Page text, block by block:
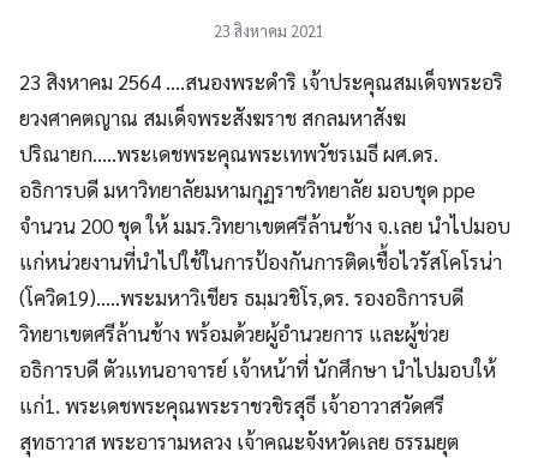
23 สิงหาคม 2021
23 สิงหาคม 2564 ….สนองพระดำริ เจ้าประคุณสมเด็จพระอริ
ยวงศาคตญาณ สมเด็จพระสังฆราช สกลมหาสังฆ
ปริณายก…..พระเดชพระคุณพระเทพวัชรเมธี ผศ.ดร.
อธิการบดี มหาวิทยาลัยมหามกุฏราชวิทยาลัย มอบชุด ppe
จำนวน 200 ชุด ให้ มมร.วิทยาเขตศรีล้านช้าง จ.เลย นำไปมอบ
แก่หน่วยงานที่นำไปใช้ในการป้องกันการติดเชื้อไวรัสโคโรน่า
(โควิด19)…..พระมหาวิเชียร ธมฺมวชิโร,ดร. รองอธิการบดี
วิทยาเขตศรีล้านช้าง พร้อมด้วยผู้อำนวยการ และผู้ช่วย
อธิการบดี ตัวแทนอาจารย์ เจ้าหน้าที่ นักศึกษา นำไปมอบให้
แก่1. พระเดชพระคุณพระราชวชิรสุธี เจ้าอาวาสวัดศรี
สุทธาวาส พระอารามหลวง เจ้าคณะจังหวัดเลย ธรรมยุต